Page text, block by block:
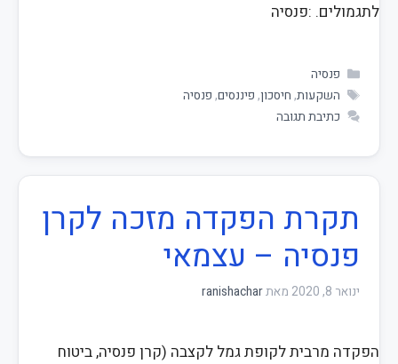
לתגמולים. :פנסיה
פנסיה
השקעות, חיסכון, פיננסים, פנסיה
כתיבת תגובה
תקרת הפקדה מזכה לקרן
פנסיה – עצמאי
ינואר 8, 2020 מאתranishachar
הפקדה מרבית לקופת גמל לקצבה (קרן פנסיה, ביטוח